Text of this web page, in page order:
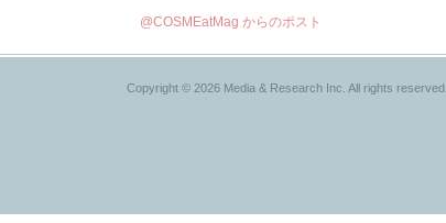
@COSMEatMag からのポスト
Copyright © 2026 Media & Research Inc. All rights reserved.